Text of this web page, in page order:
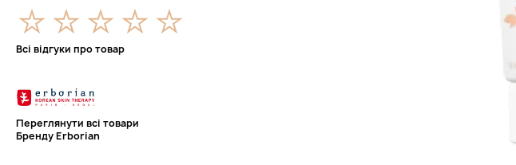
Всі відгуки про товар
Переглянути всі товари
Бренду Erborian